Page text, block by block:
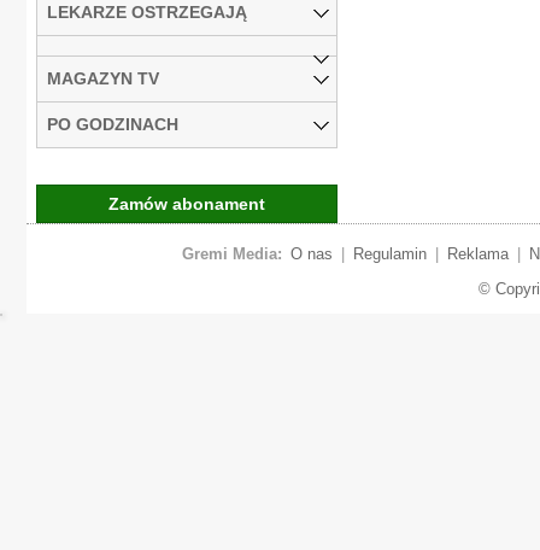
LEKARZE OSTRZEGAJĄ
MAGAZYN TV
PO GODZINACH
Zamów abonament
Gremi Media: O nas Regulamin Reklama
©